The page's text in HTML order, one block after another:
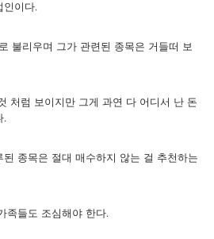
인이다.
불리우며 그가 관련된 종목은 거들떠 보
처럼 보이지만 그게 과연 다 어디서 난 돈
.
종목은 절대 매수하지 않는 걸 추천하는
족들도 조심해야 한다.